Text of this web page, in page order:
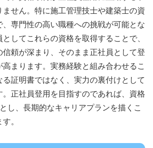
ません。特に施工管理技士や建築士の資
、専門性の高い職種への挑戦が可能とな
してこれらの資格を取得することで、
信頼が深まり、そのまま正社員として登
高まります。実務経験と組み合わせるこ
る証明書ではなく、実力の裏付けとして
。正社員登用を目指すのであれば、資格
し、長期的なキャリアプランを描くこ
。